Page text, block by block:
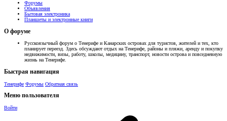
Форумы
Объявления
Бытовая электроника
Планшеты и электронные книги
О форуме
Русскоязычный форум о Тенерифе и Канарских островах для туристов, жителей и тех, кто
планирует переезд. Здесь обсуждают отдых на Тенерифе, районы и пляжи, аренду и покупку
недвижимости, визы, работу, школы, медицину, транспорт, новости острова и повседневную
жизнь на Тенерифе.
Быстрая навигация
Тенерифе Форумы Обратная связь
Меню пользователя
Войти